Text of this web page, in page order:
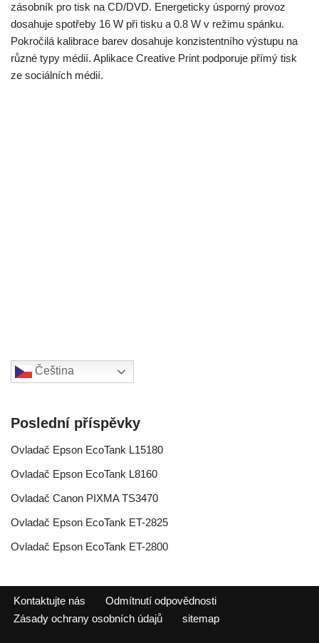
zásobník pro tisk na CD/DVD. Energeticky úsporný provoz
dosahuje spotřeby 16 W při tisku a 0.8 W v režimu spánku.
Pokročilá kalibrace barev dosahuje konzistentního výstupu na
různé typy médií. Aplikace Creative Print podporuje přímý tisk
ze sociálních médií.
Čeština‎
Poslední příspěvky
Ovladač Epson EcoTank L15180
Ovladač Epson EcoTank L8160
Ovladač Canon PIXMA TS3470
Ovladač Epson EcoTank ET-2825
Ovladač Epson EcoTank ET-2800
Kontaktujte nás
Odmítnutí odpovědnosti
Zásady ochrany osobních údajů
sitemap